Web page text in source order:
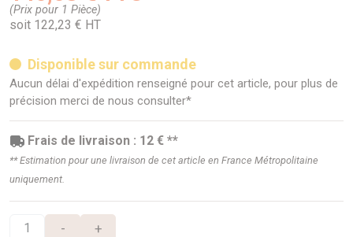
(Prix pour 1 Pièce)
soit 122,23 € HT
Disponible sur commande
Aucun délai d'expédition renseigné pour cet article, pour plus de
précision merci de nous consulter*
Frais de livraison : 12 € **
** Estimation pour une livraison de cet article en France Métropolitaine
uniquement.
- +